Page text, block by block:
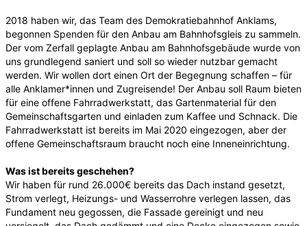
2018 haben wir, das Team des Demokratiebahnhof Anklams,
begonnen Spenden für den Anbau am Bahnhofsgleis zu sammeln.
Der vom Zerfall geplagte Anbau am Bahnhofsgebäude wurde von
uns grundlegend saniert und soll so wieder nutzbar gemacht
werden. Wir wollen dort einen Ort der Begegnung schaffen – für
alle Anklamer*innen und Zugreisende! Der Anbau soll Raum bieten
für eine offene Fahrradwerkstatt, das Gartenmaterial für den
Gemeinschaftsgarten und einladen zum Kaffee und Schnack. Die
Fahrradwerkstatt ist bereits im Mai 2020 eingezogen, aber der
offene Gemeinschaftsraum braucht noch eine Inneneinrichtung.
Was ist bereits geschehen?
Wir haben für rund 26.000€ bereits das Dach instand gesetzt,
Strom verlegt, Heizungs- und Wasserrohre verlegen lassen, das
Fundament neu gegossen, die Fassade gereinigt und neu